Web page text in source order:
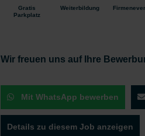
Gratis
Parkplatz
Weiterbildung
Wir freuen uns auf Ihre
Mit WhatsApp bewerben
Details zu diesem Job anzeigen